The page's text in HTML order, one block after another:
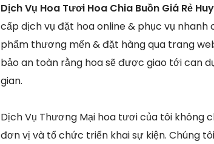
Dịch Vụ Hoa Tươi Hoa Chia Buồn Giá Rẻ
cấp dịch vụ đặt hoa online & phục vụ nhanh
phẩm thương mến & đặt hàng qua trang
bảo an toàn rằng hoa sẽ được giao tới can
gian.
Dịch Vụ Thương Mại hoa tươi của tôi không
đơn vị và tổ chức triển khai sự kiện. Chúng